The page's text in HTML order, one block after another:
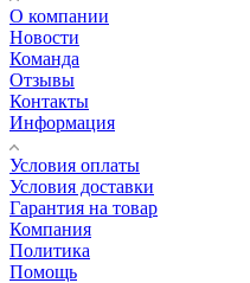
О компании
Новости
Команда
Отзывы
Контакты
Информация
Условия оплаты
Условия доставки
Гарантия на товар
Компания
Политика
Помощь